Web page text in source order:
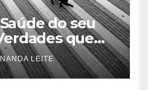
do seu
que
sua Vida
LEITE